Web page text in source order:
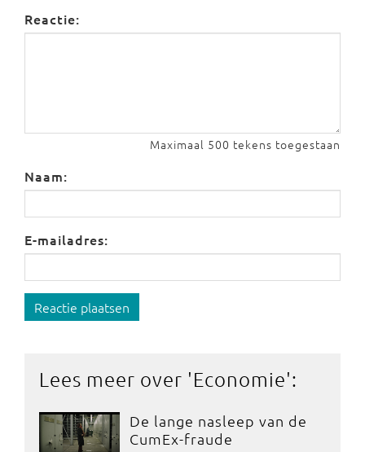
Reactie:
Maximaal 500 tekens toegestaan
Naam:
E-mailadres:
Reactie plaatsen
Lees meer over 'Economie':
De lange nasleep van de
CumEx-fraude